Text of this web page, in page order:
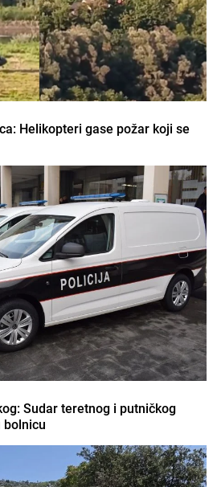
Helikopteri gase požar koji se
Sudar teretnog i putničkog
bolnicu